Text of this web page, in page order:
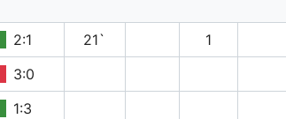
2:1 21` 1
3:0
1:3